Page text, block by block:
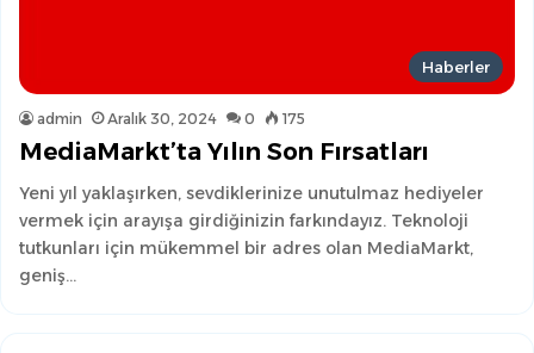
Haberler
admin Aralık 30, 2024 0 175
MediaMarkt’ta Yılın Son Fırsatları
Yeni yıl yaklaşırken, sevdiklerinize unutulmaz hediyeler
vermek için arayışa girdiğinizin farkındayız. Teknoloji
tutkunları için mükemmel bir adres olan MediaMarkt,
geniş…